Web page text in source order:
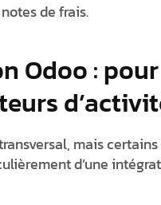
de frais.
Odoo : pour
mais
d’une